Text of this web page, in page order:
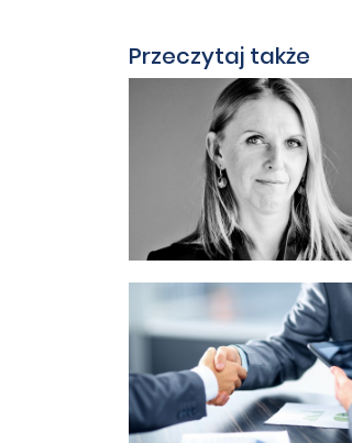
Przeczytaj także